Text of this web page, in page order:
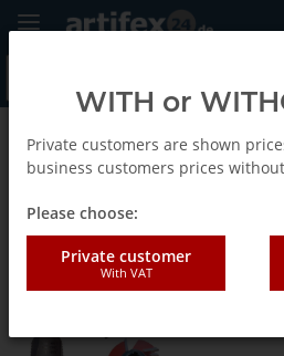
Lamello - Connection technology
Sonstiges
WITH or
Private customers are shown
business customers prices without
Please choose:
Private customer
With VAT